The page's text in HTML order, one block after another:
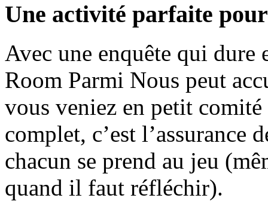
Une activité parfaite
Avec une enquête qui
Room Parmi Nous peut
vous veniez en petit
complet, c’est l’assurance
chacun se prend au jeu
quand il faut réfléchir).